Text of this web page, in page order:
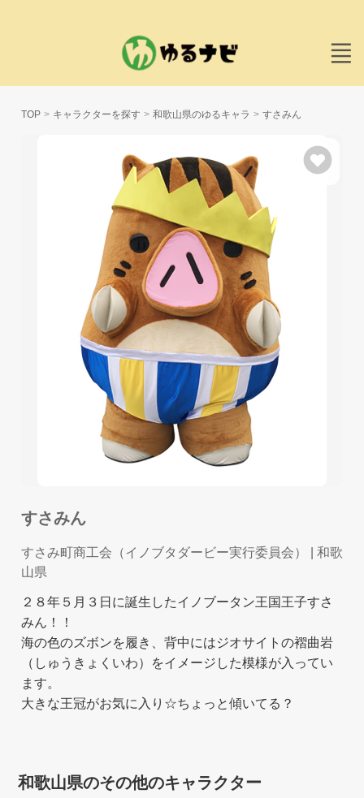
TOP キャラクターを探す 和歌山県のゆるキャラ すさみん
すさみん
すさみ町商工会（イノブタダービー実行委員会）
| 和歌
山県
２８年５月３日に誕生したイノブータン王国王子すさ
みん！！
海の色のズボンを履き、背中にはジオサイトの褶曲岩
（しゅうきょくいわ）をイメージした模様が入ってい
ます。
大きな王冠がお気に入り☆ちょっと傾いてる？
和歌山県のその他のキャラクター